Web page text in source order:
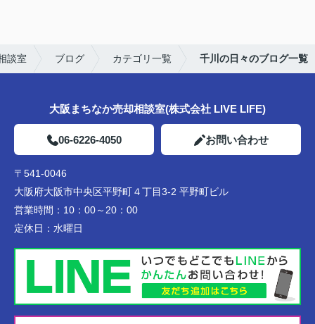
談室 ブログ カテゴリ一覧 千川の日々のブログ一覧
大阪まちなか売却相談室(株式会社 LIVE LIFE)
06-6226-4050 お問い合わせ
〒541-0046
大阪府大阪市中央区平野町４丁目3-2 平野町ビル
営業時間： 10：00～20：00
定休日： 水曜日